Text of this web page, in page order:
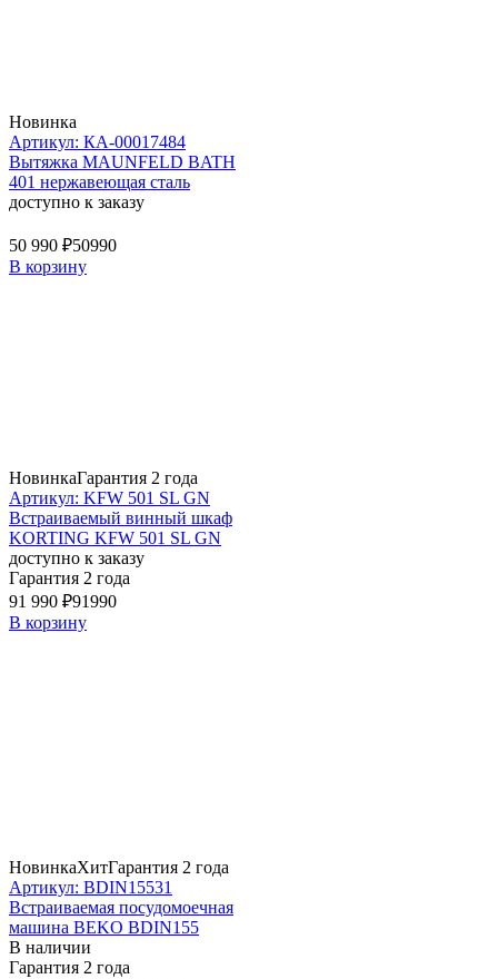
Новинка
Артикул: КА-00017484
Вытяжка MAUNFELD BATH
401 нержавеющая сталь
доступно к заказу
50 990 ₽50990
В корзину
НовинкаГарантия 2 года
Артикул: KFW 501 SL GN
Встраиваемый винный шкаф
KORTING KFW 501 SL GN
доступно к заказу
Гарантия 2 года
91 990 ₽91990
В корзину
НовинкаХитГарантия 2 года
Артикул: BDIN15531
Встраиваемая посудомоечная
машина BEKO BDIN155
В наличии
Гарантия 2 года